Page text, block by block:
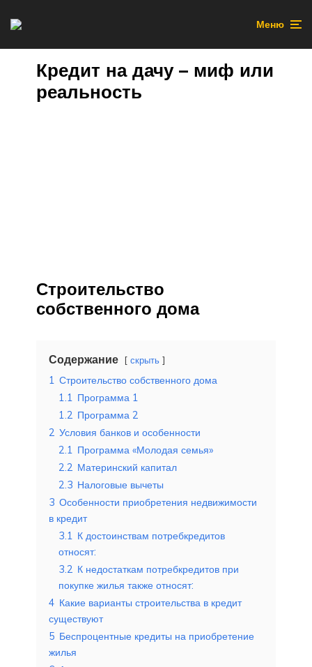
Меню
Кредит на дачу – миф или
реальность
Строительство
собственного дома
Содержание скрыть
1 Строительство собственного дома
1.1 Программа 1
1.2 Программа 2
2 Условия банков и особенности
2.1 Программа «Молодая семья»
2.2 Материнский капитал
2.3 Налоговые вычеты
3 Особенности приобретения недвижимости
в кредит
3.1 К достоинствам потребкредитов
относят:
3.2 К недостаткам потребкредитов при
покупке жилья также относят:
4 Какие варианты строительства в кредит
существуют
5 Беспроцентные кредиты на приобретение
жилья